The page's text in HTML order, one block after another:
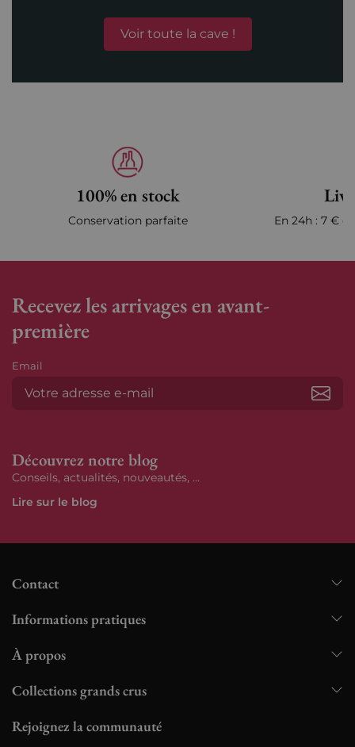
Voir toute la cave !
100% en stock
Conservation parfaite En 24h : 7 €
Recevez les arrivages en avant-
première
Email
Découvrez notre blog
Conseils, actualités, nouveautés, ...
Lire sur le blog
Contact
Informations pratiques
À propos
Collections grands crus
Rejoignez la communauté